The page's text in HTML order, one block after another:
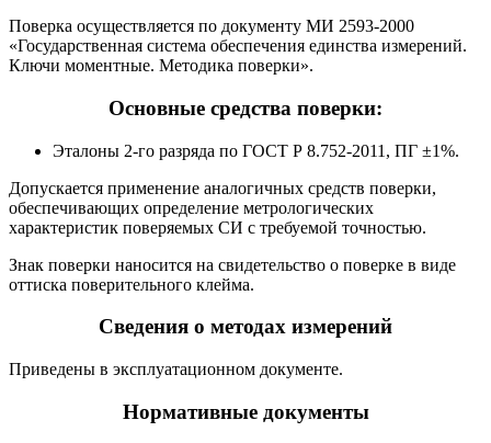
Поверка осуществляется по документу МИ 2593-2000
«Государственная система обеспечения единства измерений.
Ключи моментные. Методика поверки».
Основные средства поверки:
Эталоны 2-го разряда по ГОСТ Р 8.752-2011, ПГ ±1%.
Допускается применение аналогичных средств поверки,
обеспечивающих определение метрологических
характеристик поверяемых СИ с требуемой точностью.
Знак поверки наносится на свидетельство о поверке в виде
оттиска поверительного клейма.
Сведения о методах измерений
Приведены в эксплуатационном документе.
Нормативные документы